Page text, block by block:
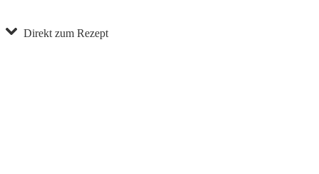
Direkt zum Rezept